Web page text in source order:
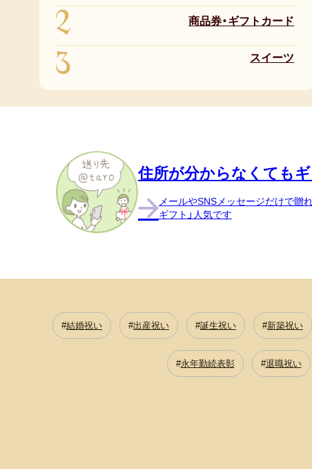
2 商品券・ギフトカード
3 スイーツ
住所が分からなくてもギ
メールやSNSメッセージだけで贈
ギフト」人気です
結婚祝い 出産祝い 誕生祝い 新築祝い
永年勤続表彰 退職祝い